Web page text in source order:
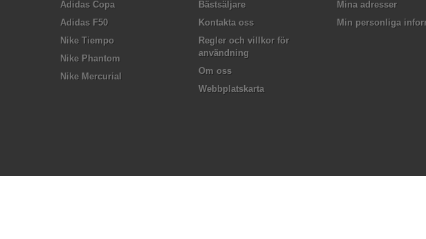
Adidas Copa
Adidas F50
Nike Tiempo
Nike Phantom
Nike Mercurial
Bästsäljare
Kontakta oss
Regler och villkor för
användning
Om oss
Webbplatskarta
Mina adresser
Min personliga